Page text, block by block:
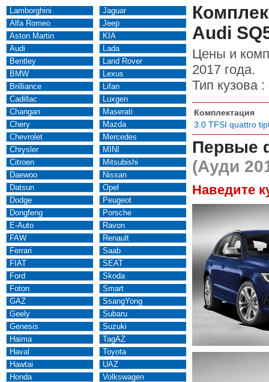
Lamborghini
Alfa Romeo
Aston Martin
Audi
Bentley
BMW
Brilliance
Cadillac
Changan
Chery
Chevrolet
Chrysler
Citroen
Daewoo
Datsun
Dodge
Dongfeng
E-Auto
FAW
Ferrari
FIAT
Ford
Foton
GAZ
Geely
Genesis
Haima
Haval
Hawtai
Honda
Jaguar
Jeep
KIA
Lada
Land Rover
Lexus
Lifan
Luxgen
Maserati
Mazda
Mercedes
MINI
Mitsubishi
Nissan
Opel
Peugeot
Porsche
Ravon
Renault
Saab
SEAT
Skoda
Smart
SsangYong
Subaru
Suzuki
TagAZ
Toyota
UAZ
Volkswagen
Audi
Цены и
2017 года.
Тип кузова :
Комплектация
3.0 TFSI quattro
Первые
(Ауди
Наведите